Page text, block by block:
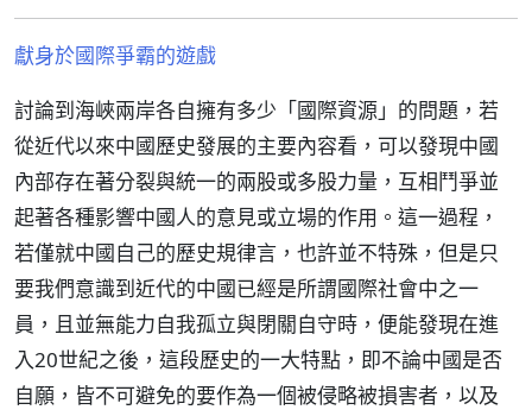
獻身於國際爭霸的遊戲
討論到海峽兩岸各自擁有多少「國際資源」的問題，若
從近代以來中國歷史發展的主要內容看，可以發現中國
內部存在著分裂與統一的兩股或多股力量，互相鬥爭並
起著各種影響中國人的意見或立場的作用。這一過程，
若僅就中國自己的歷史規律言，也許並不特殊，但是只
要我們意識到近代的中國已經是所謂國際社會中之一
員，且並無能力自我孤立與閉關自守時，便能發現在進
入20世紀之後，這段歷史的一大特點，即不論中國是否
自願，皆不可避免的要作為一個被侵略被損害者，以及